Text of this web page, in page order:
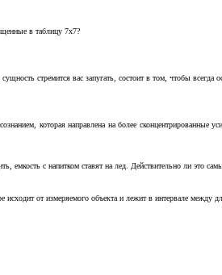
в таблицу 7х7?
стремится вас запугать, состоит в том, чтобы
которая направлена на более
с напитком ставят на лед. Действительно ли это
от измеряемого объекта и лежит в интервале между